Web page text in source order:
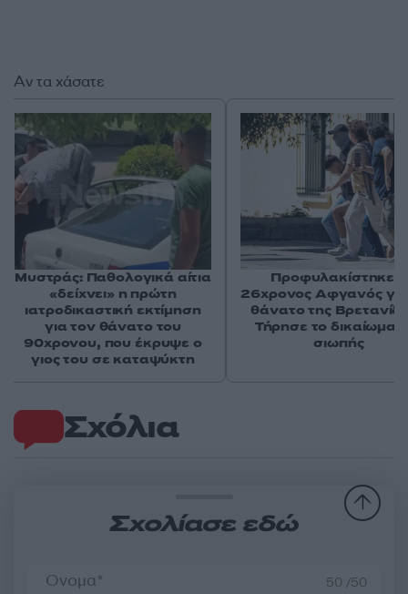
Σχόλια
Σχολίασε εδώ
50 /50
Αν τα χάσατε
Μυστράς: Παθολογικά αίτια
«δείχνει» η πρώτη
ιατροδικαστική εκτίμηση
για τον θάνατο του
90χρονου, που έκρυψε ο
γιος του σε καταψύκτη
Προφυλακίστηκε ο
26χρονος Αφγανός
θάνατο της
Τήρησε το δικαίωμα
σιωπής